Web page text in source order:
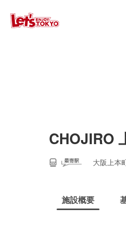
CHOJIRO
大阪上本
施設概要